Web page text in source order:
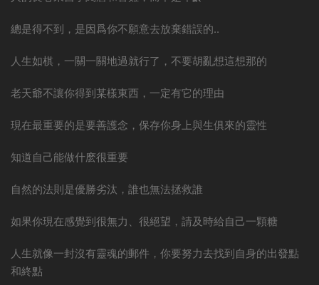
總是得不到，是因爲你不願意去放棄錯誤的..
人生如棋，一關一關地過就行了，不要胡亂想這想那的
老天爺不讓你得到某樣東西，一定有它的理由
現在最重要的是要善護念，保存你身上與生俱來的靈性
知道自己能做什麽很重要
自然的法則是優勝劣汰，誰也無法拯救誰
如果你現在感覺到很無力、很絕望，請及時給自己一顆糖
人生就像一封沒有靈魂的郵件，你要努力去找到自身的出發點
和終點